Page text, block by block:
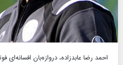
احمد رضا عابدزاده، دروازه‌بان افسانه‌ای